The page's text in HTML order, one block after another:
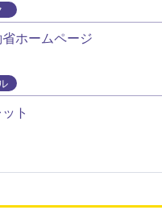
ホームページ
ト